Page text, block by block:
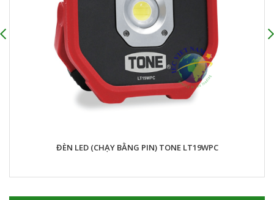
ĐÈN LED (CHẠY BẰNG PIN) TONE LT19WPC